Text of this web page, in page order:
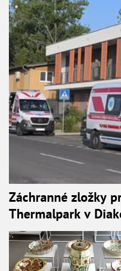
Záchranné zložky
Thermalpark v